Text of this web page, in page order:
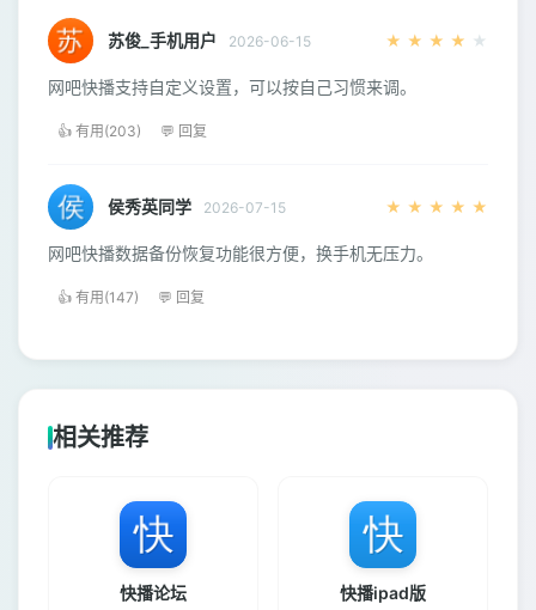
苏俊_手机用户 2026-06-15 ★ ★ ★ ★ ★
网吧快播支持自定义设置，可以按自己习惯来调。
👍 有用(203) 💬 回复
侯秀英同学 2026-07-15 ★ ★ ★ ★ ★
网吧快播数据备份恢复功能很方便，换手机无压力。
👍 有用(147) 💬 回复
相关推荐
快播论坛 快播ipad版